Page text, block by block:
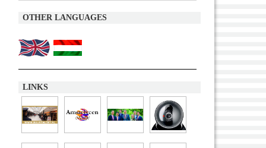
OTHER LANGUAGES
LINKS